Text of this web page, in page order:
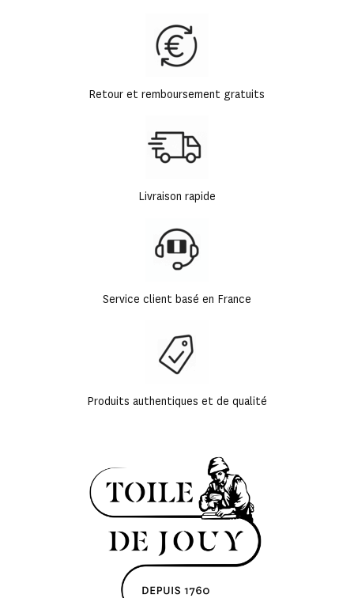
Retour et remboursement gratuits
Livraison rapide
Service client basé en France
Produits authentiques et de qualité